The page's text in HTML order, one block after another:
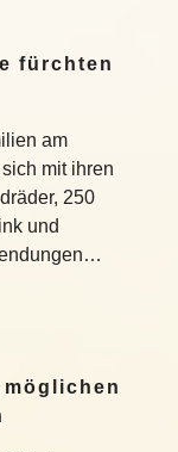
fürchten
am
mit ihren
250
und